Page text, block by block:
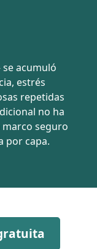
acumuló
estrés
repetidas
no ha
marco seguro
por capa.